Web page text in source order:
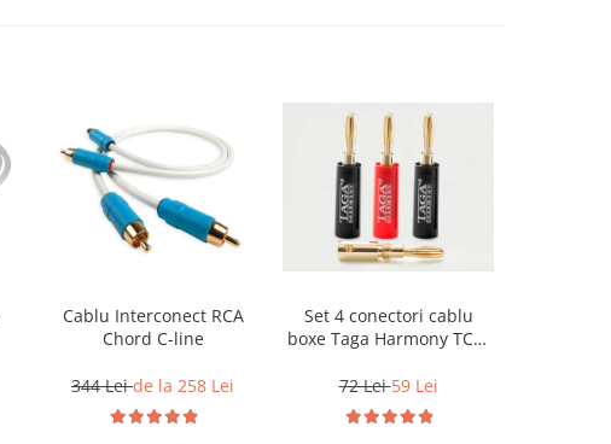
Cablu Interconect RCA
Chord C-line
344 Leide la 258 Lei
Set 4 conectori cablu
boxe Taga Harmony TCB-
72 Lei59 Lei